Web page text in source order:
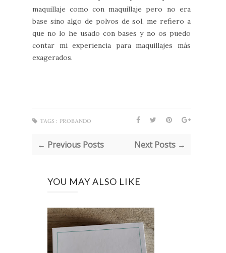
maquillaje como con maquillaje pero no era
base sino algo de polvos de sol, me refiero a
que no lo he usado con bases y no os puedo
contar mi experiencia para maquillajes más
exagerados.
TAGS : PROBANDO
← Previous Posts Next Posts →
YOU MAY ALSO LIKE